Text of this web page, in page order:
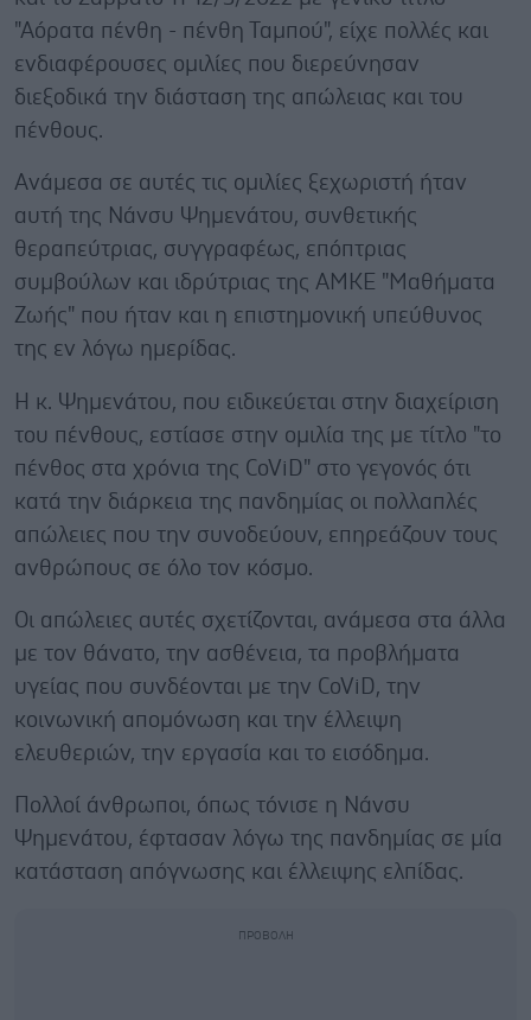
"Αόρατα πένθη - πένθη Ταμπού", είχε πολλές και
ενδιαφέρουσες ομιλίες που διερεύνησαν
διεξοδικά την διάσταση της απώλειας και του
πένθους.
Ανάμεσα σε αυτές τις ομιλίες ξεχωριστή ήταν
αυτή της Νάνσυ Ψημενάτου, συνθετικής
θεραπεύτριας, συγγραφέως, επόπτριας
συμβούλων και ιδρύτριας της ΑΜΚΕ "Μαθήματα
Ζωής" που ήταν και η επιστημονική υπεύθυνος
της εν λόγω ημερίδας.
Η κ. Ψημενάτου, που ειδικεύεται στην διαχείριση
του πένθους, εστίασε στην ομιλία της με τίτλο "το
πένθος στα χρόνια της CoViD" στο γεγονός ότι
κατά την διάρκεια της πανδημίας οι πολλαπλές
απώλειες που την συνοδεύουν, επηρεάζουν τους
ανθρώπους σε όλο τον κόσμο.
Οι απώλειες αυτές σχετίζονται, ανάμεσα στα άλλα
με τον θάνατο, την ασθένεια, τα προβλήματα
υγείας που συνδέονται με την CoViD, την
κοινωνική απομόνωση και την έλλειψη
ελευθεριών, την εργασία και το εισόδημα.
Πολλοί άνθρωποι, όπως τόνισε η Νάνσυ
Ψημενάτου, έφτασαν λόγω της πανδημίας σε μία
κατάσταση απόγνωσης και έλλειψης ελπίδας.